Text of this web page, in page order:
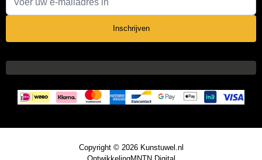
Inschrijven
Copyright © 2026 Kunstuwel.nl